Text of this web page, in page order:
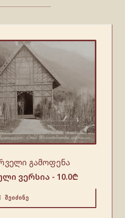
გამოფენა
ვერსია - 10.0₾
ᲨᲔᲘᲫᲘᲜᲔ